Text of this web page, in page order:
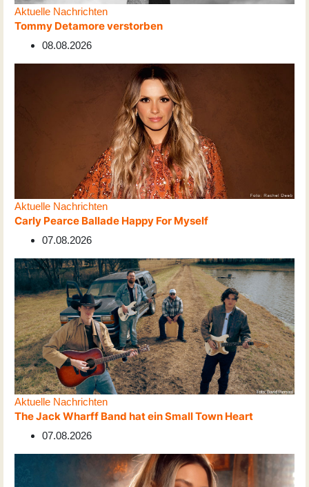
Aktuelle Nachrichten
Tommy Detamore verstorben
08.08.2026
Aktuelle Nachrichten
Carly Pearce Ballade Happy For Myself
07.08.2026
Aktuelle Nachrichten
The Jack Wharff Band hat ein Small Town Heart
07.08.2026